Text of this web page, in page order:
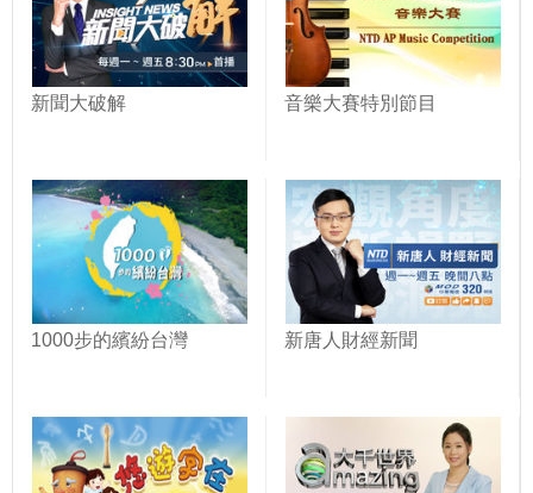
新聞大破解 音樂大賽特別節目
1000步的繽紛台灣 新唐人財經新聞